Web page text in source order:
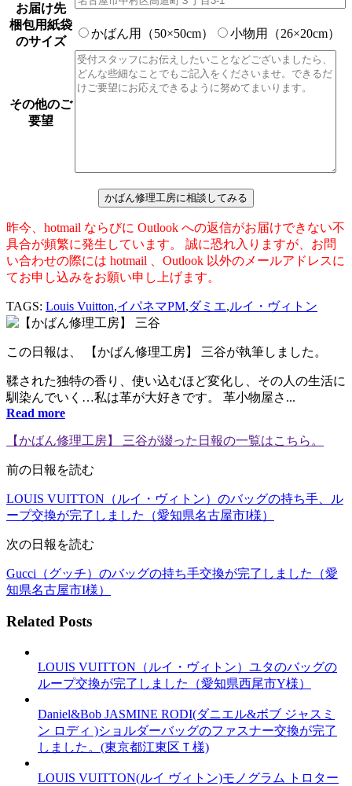
お届け先
梱包用紙袋
のサイズ
かばん用（50×50cm） 小物用（26×20cm）
その他のご
要望
昨今、hotmail ならびに Outlook への返信がお届けできない不
具合が頻繁に発生しています。 誠に恐れ入りますが、お問
い合わせの際には hotmail 、Outlook 以外のメールアドレスに
てお申し込みをお願い申し上げます。
TAGS: Louis Vuitton,イパネマPM,ダミエ,ルイ・ヴィトン
この日報は、 【かばん修理工房】 三谷が執筆しました。
鞣された独特の香り、使い込むほど変化し、その人の生活に
馴染んでいく…私は革が大好きです。 革小物屋さ...
Read more
【かばん修理工房】 三谷が綴った日報の一覧はこちら。
前の日報を読む
LOUIS VUITTON（ルイ・ヴィトン）のバッグの持ち手、ル
ープ交換が完了しました（愛知県名古屋市I様）
次の日報を読む
Gucci（グッチ）のバッグの持ち手交換が完了しました（愛
知県名古屋市I様）
Related Posts
LOUIS VUITTON（ルイ・ヴィトン）ユタのバッグの
ループ交換が完了しました（愛知県西尾市Y様）
Daniel&Bob JASMINE RODI(ダニエル&ボブ ジャスミ
ン ロディ )ショルダーバッグのファスナー交換が完了
しました。(東京都江東区Ｔ様)
LOUIS VUITTON(ルイ ヴィトン)モノグラム トロター